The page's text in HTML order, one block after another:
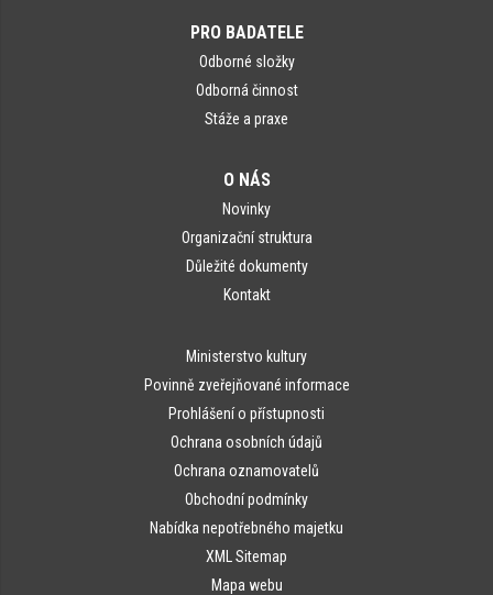
PRO BADATELE
Odborné složky
Odborná činnost
Stáže a praxe
O NÁS
Novinky
Organizační struktura
Důležité dokumenty
Kontakt
Ministerstvo kultury
Povinně zveřejňované informace
Prohlášení o přístupnosti
Ochrana osobních údajů
Ochrana oznamovatelů
Obchodní podmínky
Nabídka nepotřebného majetku
XML Sitemap
Mapa webu